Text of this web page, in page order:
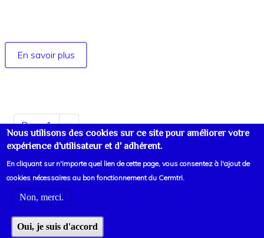
Nous utilisons des cookies sur ce site pour améliorer votre
expérience d'utilisateur et d' adhérent.
En cliquant sur n'importe quel lien de cette page, vous consentez à l'ajout de
cookies nécessaires au bon fonctionnement du Cermtri.
Non, merci.
Oui, je suis d'accord
En savoir plus
Année
Pagination
Page 1
Page
suivante
››
Voir liens d'informations